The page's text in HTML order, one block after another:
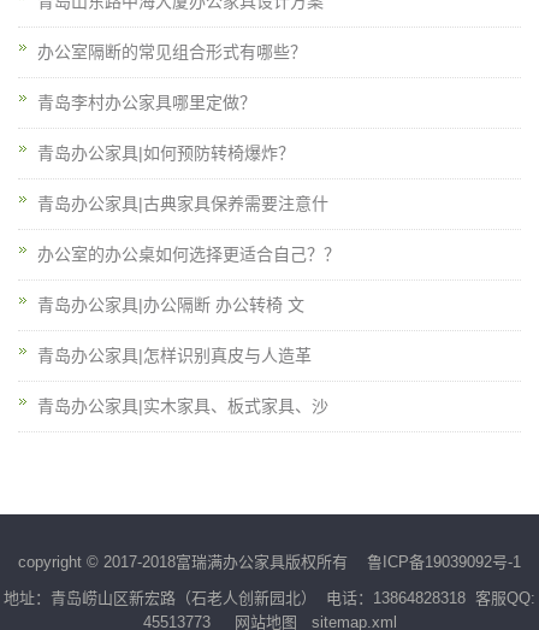
办公室隔断的常见组合形式有哪些？
青岛李村办公家具哪里定做？
青岛办公家具|如何预防转椅爆炸？
青岛办公家具|古典家具保养需要注意什
办公室的办公桌如何选择更适合自己？？
青岛办公家具|办公隔断 办公转椅 文
青岛办公家具|怎样识别真皮与人造革
青岛办公家具|实木家具、板式家具、沙
copyright © 2017-2018富瑞满办公家具版权所有 鲁ICP备19039092号-1
地址：青岛崂山区新宏路（石老人创新园北） 电话：13864828318 客服QQ:
45513773
网站地图 sitemap.xml